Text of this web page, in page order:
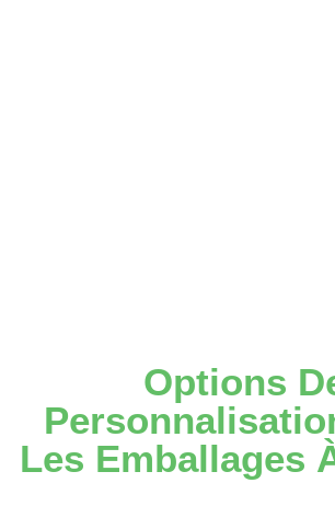
Options
Les Emballages